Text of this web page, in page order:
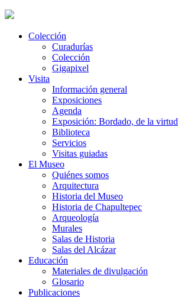
Colección
Curadurías
Colección
Gigapixel
Visita
Información general
Exposiciones
Agenda
Exposición: Bordado, de la virtud
Biblioteca
Servicios
Visitas guiadas
El Museo
Quiénes somos
Arquitectura
Historia del Museo
Historia de Chapultepec
Arqueología
Murales
Salas de Historia
Salas del Alcázar
Educación
Materiales de divulgación
Glosario
Publicaciones